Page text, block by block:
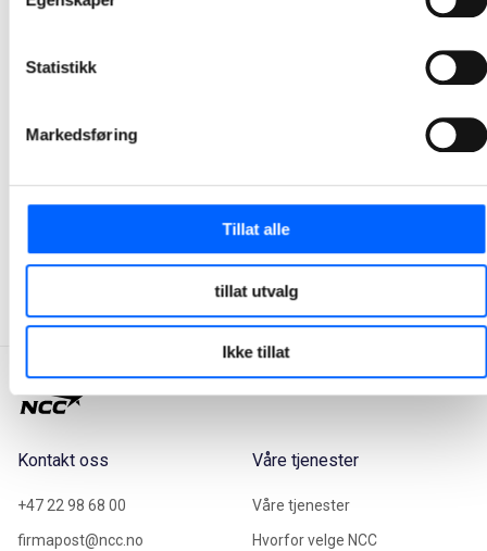
Statistikk
Markedsføring
Tillat alle
tillat utvalg
Ikke tillat
Send epost
Kontakt oss
+47 22 98 68 00
firmapost@ncc.no
Våre tjenester
Våre tjenester
Hvorfor velge NCC